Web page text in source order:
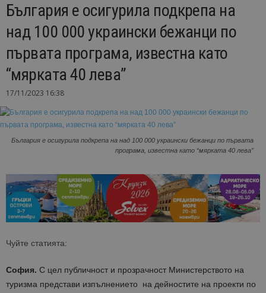
България е осигурила подкрепа на
над 100 000 украински бежанци по
първата програма, известна като
“мярката 40 лева”
17/11/2023 16:38
България е осигурила подкрепа на над 100 000 украински бежанци по първата
програма, известна като “мярката 40 лева”
Чуйте статията:
София. C цел публичност и прозрачност Министерството на
туризма представи изпълнението на дейностите на проекти по